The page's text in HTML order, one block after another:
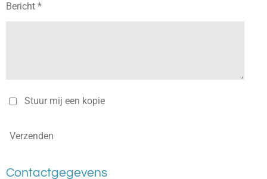
Bericht *
Stuur mij een kopie
Verzenden
Contactgegevens